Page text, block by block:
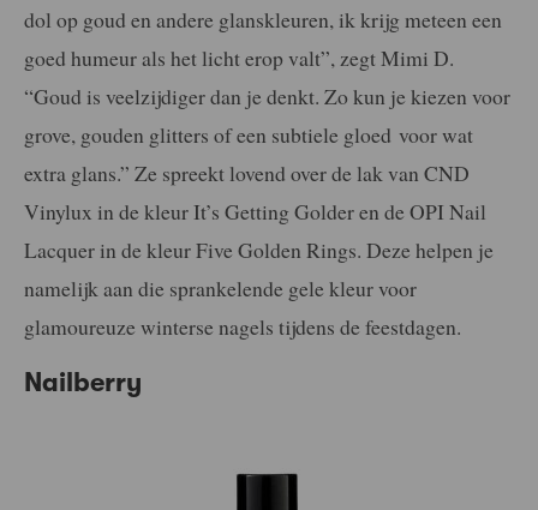
dol op goud en andere glanskleuren, ik krijg meteen een
goed humeur als het licht erop valt”, zegt Mimi D.
“Goud is veelzijdiger dan je denkt. Zo kun je kiezen voor
grove, gouden glitters of een subtiele gloed voor wat
extra glans.” Ze spreekt lovend over de lak van CND
Vinylux in de kleur It’s Getting Golder en de OPI Nail
Lacquer in de kleur Five Golden Rings. Deze helpen je
namelijk aan die sprankelende gele kleur voor
glamoureuze winterse nagels tijdens de feestdagen.
Nailberry